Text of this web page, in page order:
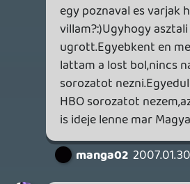
Ezt azért ne várd, hogy bárki be is
Project1083 2007.01.30 14:54:25
Project1083 2007.01.30 14:54:25
csak neki lehet ez a neve?Nem
mindegy,jump.
liquid 2007.01.30 14:51:08
liquid 2007.01.30 14:51:08 #0oxop